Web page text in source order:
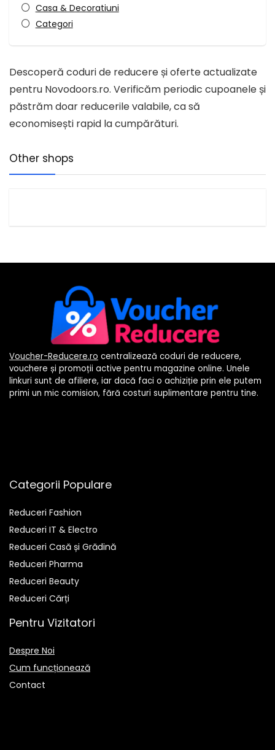
Casa & Decoratiuni
Categori
Descoperă coduri de reducere și oferte actualizate
pentru Novodoors.ro. Verificăm periodic cupoanele și
păstrăm doar reducerile valabile, ca să
economisești rapid la cumpărături.
Other shops
Voucher-Reducere.ro centralizează coduri de reducere,
vouchere și promoții active pentru magazine online. Unele
linkuri sunt de afiliere, iar dacă faci o achiziție prin ele putem
primi un mic comision, fără costuri suplimentare pentru tine.
Categorii Populare
Reduceri Fashion
Reduceri IT & Electro
Reduceri Casă și Grădină
Reduceri Pharma
Reduceri Beauty
Reduceri Cărți
Pentru Vizitatori
Despre Noi
Cum funcționează
Contact